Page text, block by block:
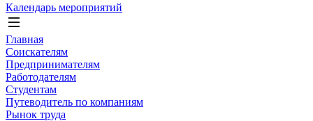
Календарь мероприятий
Главная
Соискателям
Предпринимателям
Работодателям
Студентам
Путеводитель по компаниям
Рынок труда